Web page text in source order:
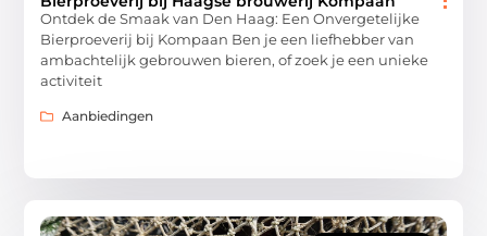
Ontdek de Smaak van Den Haag: Een Onvergetelijke
Bierproeverij bij Kompaan Ben je een liefhebber van
ambachtelijk gebrouwen bieren, of zoek je een unieke
activiteit
Aanbiedingen